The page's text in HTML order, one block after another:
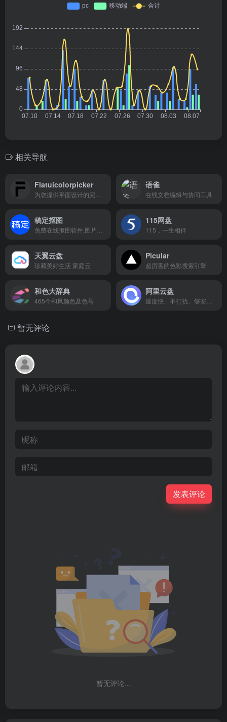
相关导航
Flatuicolorpicker 语雀
在线文档编辑与协同工具
稿定抠图 115网盘
115，一生相伴
天翼云盘
珍藏美好生活 家庭云
Picular
超厉害的色彩搜索引擎
和色大辞典
465个和风颜色及色号
阿里云盘
暂无评论
发表评论
暂无评论...